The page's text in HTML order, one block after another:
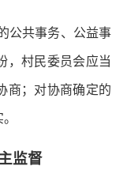
公共事务、公益事
，村民委员会应当
商；对协商确定的
监督